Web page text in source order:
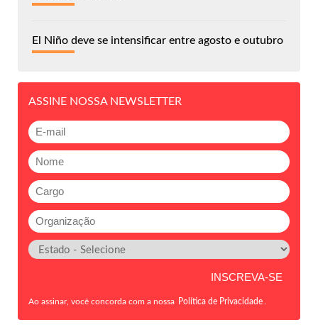
El Niño deve se intensificar entre agosto e outubro
ASSINE NOSSA NEWSLETTER
Ao assinar, você concorda com a nossa Política de Privacidade